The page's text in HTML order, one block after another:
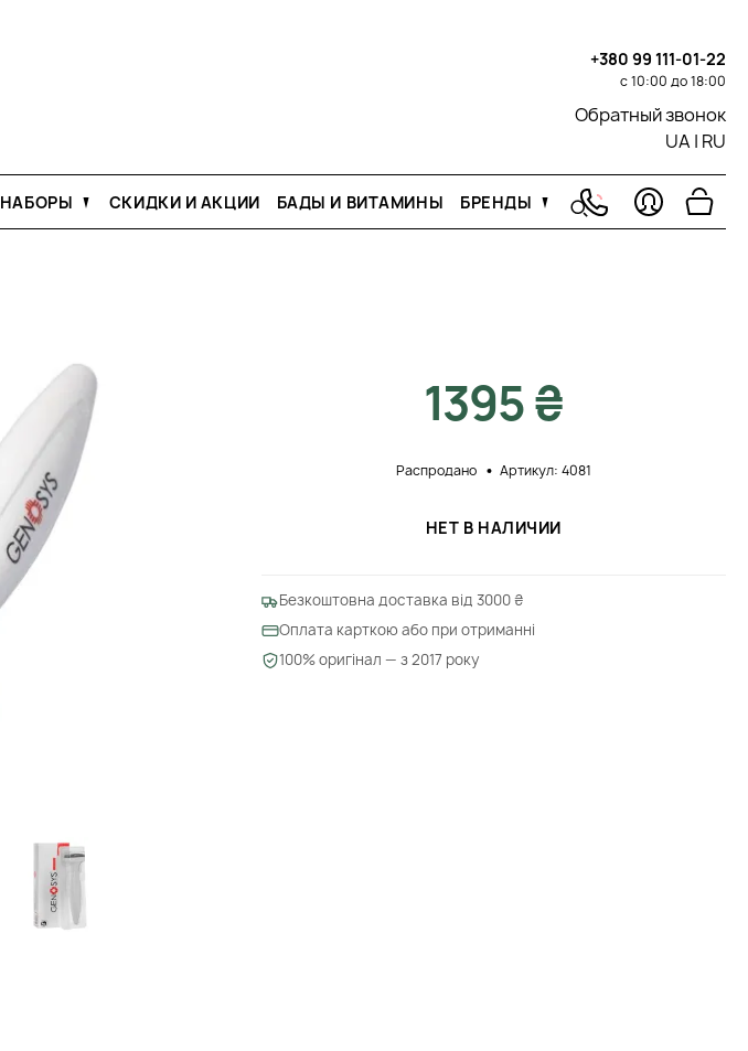
+380 99 111-01-22
с 10:00 до 18:00
Обратный звонок
UA | RU
НАБОРЫ СКИДКИ И АКЦИИ БАДЫ И ВИТАМИНЫ БРЕНДЫ
1395 ₴
Распродано Артикул: 4081
НЕТ В НАЛИЧИИ
Безкоштовна доставка від 3000 ₴
Оплата карткою або при отриманні
100% оригінал — з 2017 року